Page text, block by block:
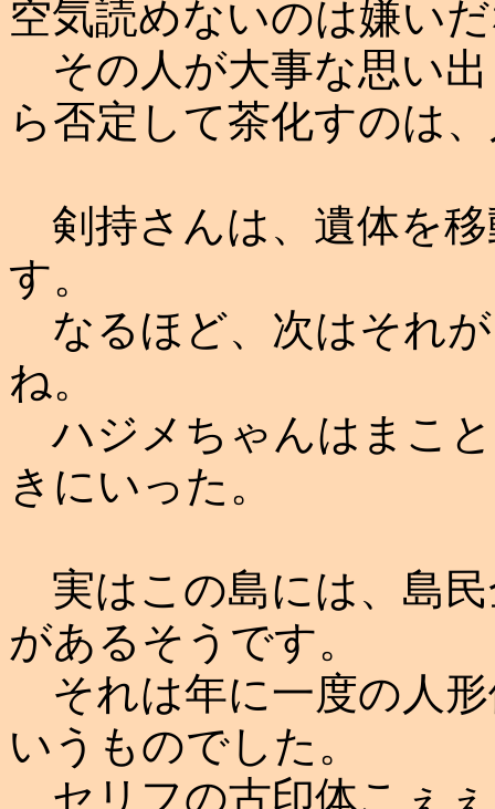
空気読めないのは嫌い
その人が大事な思い
ら否定して茶化すのは
剣持さんは、遺体を
す。
なるほど、次はそれ
ね。
ハジメちゃんはまこ
きにいった。
実はこの島には、島
があるそうです。
それは年に一度の人
いうものでした。
セリフの古印体こぇ